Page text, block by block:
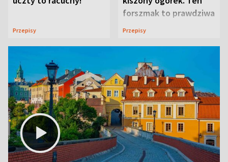
Przepisy
forszmak to prawdziwa
uczta
Przepisy